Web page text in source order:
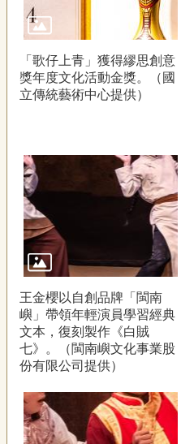
「歌仔上青」獲得繆思創意
獎年度文化活動金獎。（國
立傳統藝術中心提供）
王金櫻以自創品牌「閩南
嶼」帶領年輕演員學習經典
文本，復刻製作《白賊
七》。（閩南嶼文化事業股
份有限公司提供）